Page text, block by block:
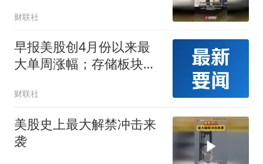
财联社
早报美股创4月份以来最
大单周涨幅；存储板块普
涨；北京购房政策调整
财联社
美股史上最大解禁冲击来
袭